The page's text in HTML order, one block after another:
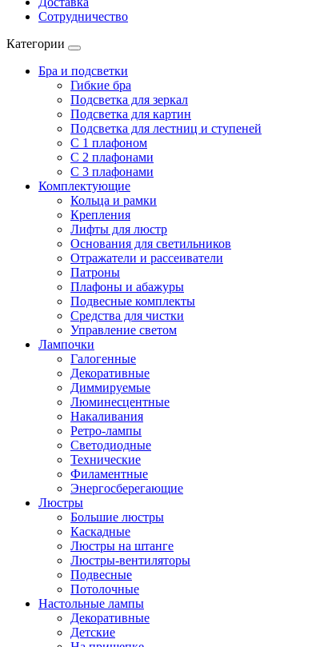
Сотрудничество
Категории
Бра и подсветки
Гибкие бра
Подсветка для зеркал
Подсветка для картин
Подсветка для лестниц и ступеней
С 1 плафоном
С 2 плафонами
С 3 плафонами
Комплектующие
Кольца и рамки
Крепления
Лифты для люстр
Основания для светильников
Отражатели и рассеиватели
Патроны
Плафоны и абажуры
Подвесные комплекты
Средства для чистки
Управление светом
Лампочки
Галогенные
Декоративные
Диммируемые
Люминесцентные
Накаливания
Ретро-лампы
Светодиодные
Технические
Филаментные
Энергосберегающие
Люстры
Большие люстры
Каскадные
Люстры на штанге
Люстры-вентиляторы
Подвесные
Потолочные
Настольные лампы
Декоративные
Детские